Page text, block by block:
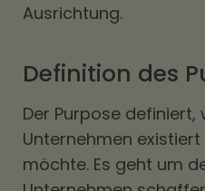
Ausrichtung.
Definition des
Der Purpose definiert,
Unternehmen
möchte. Es geht um